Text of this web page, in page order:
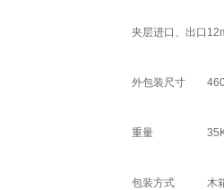
夹层进口、出口
外包装尺寸
重量
包装方式 木